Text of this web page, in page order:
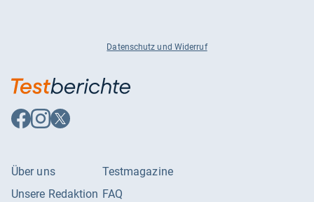
Datenschutz und Widerruf
Auf
Facebook
Auf
Instagram
Auf
X
Über uns
Unsere Redaktion
Testmagazine
FAQ